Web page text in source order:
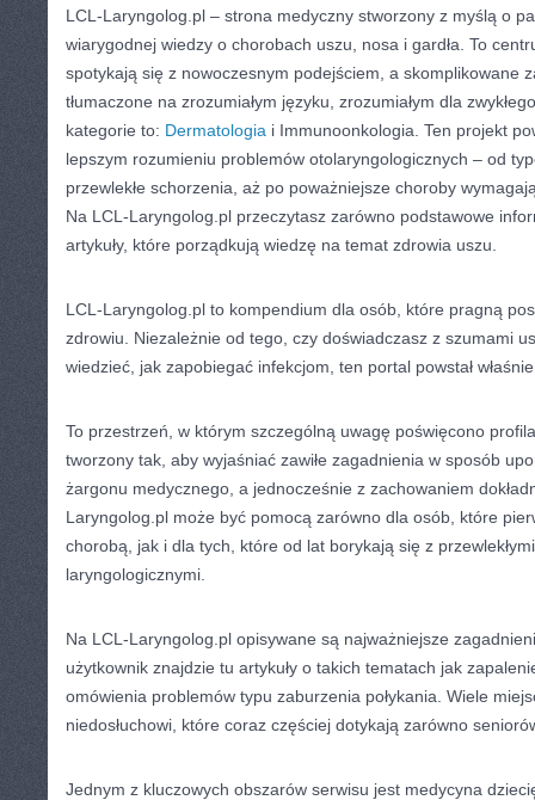
LCL-Laryngolog.pl – strona medyczny stworzony z myślą o
wiarygodnej wiedzy o chorobach uszu, nosa i gardła. To
spotykają się z nowoczesnym podejściem, a skomplikowane
tłumaczone na zrozumiałym języku, zrozumiałym dla
kategorie to: Dermatologia i Immunoonkologia. Ten projekt
lepszym rozumieniu problemów otolaryngologicznych – od
przewlekłe schorzenia, aż po poważniejsze choroby
Na LCL-Laryngolog.pl przeczytasz zarówno podstawowe
artykuły, które porządkują wiedzę na temat zdrowia uszu.
LCL-Laryngolog.pl to kompendium dla osób, które pragną
zdrowiu. Niezależnie od tego, czy doświadczasz z szumami
wiedzieć, jak zapobiegać infekcjom, ten portal powstał
To przestrzeń, w którym szczególną uwagę poświęcono
tworzony tak, aby wyjaśniać zawiłe zagadnienia w sposób
żargonu medycznego, a jednocześnie z zachowaniem
Laryngolog.pl może być pomocą zarówno dla osób, które
chorobą, jak i dla tych, które od lat borykają się z
laryngologicznymi.
Na LCL-Laryngolog.pl opisywane są najważniejsze
użytkownik znajdzie tu artykuły o takich tematach jak
omówienia problemów typu zaburzenia połykania. Wiele
niedosłuchowi, które coraz częściej dotykają zarówno
Jednym z kluczowych obszarów serwisu jest medycyna